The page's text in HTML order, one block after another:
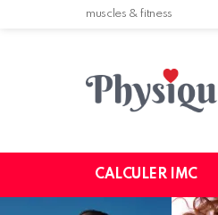
muscles & fitness
CALCULER IMC